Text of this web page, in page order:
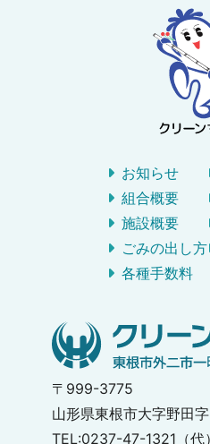
お知らせ
組合概要
施設概要
ごみの出し方
各種手数料
〒999-3775
山形県東根市大字野田
TEL:0237-47-1321（